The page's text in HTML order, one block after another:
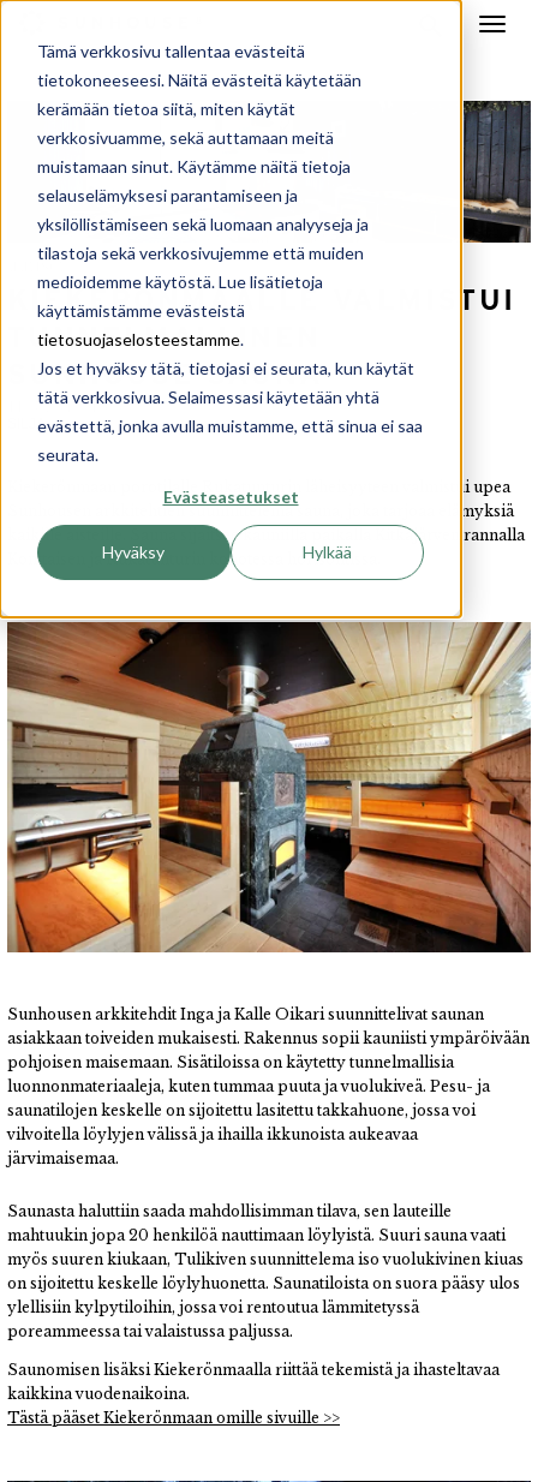
Tämä verkkosivu tallentaa evästeitä
tietokoneeseesi. Näitä evästeitä käytetään
kerämään tietoa siitä, miten käytät
verkkosivuamme, sekä auttamaan meitä
muistamaan sinut. Käytämme näitä tietoja
selauselämyksesi parantamiseen ja
yksilöllistämiseen sekä luomaan analyyseja ja
tilastoja sekä verkkosivujemme että muiden
medioidemme käytöstä. Lue lisätietoja
käyttämistämme evästeistä
tietosuojaselosteestamme.
Jos et hyväksy tätä, tietojasi ei seurata, kun käytät
tätä verkkosivua. Selaimessasi käytetään yhtä
evästettä, jonka avulla muistamme, että sinua ei saa
seurata.
Evästeasetukset
Hyväksy Hylkää
uutiset
KIEKERÖNMAALLE VALMISTUI
TUNNELMALLINEN
SUNHOUSE-SAUNA
11.4.2017 15:44
SILJA
Kiekerönmaan porotilalle Rukatunturin läheisyyteen valmistui upea
Sunhousen arkkitehtien suunnittelema sauna, joka tarjoaa elämyksiä
kaikille aisteille. Sauna sijaitsee kauniilla paikalla Kitkajärven rannalla
Konttaisen ja Rukatunturin kohotessa horisontissa.
Sunhousen arkkitehdit Inga ja Kalle Oikari suunnittelivat saunan
asiakkaan toiveiden mukaisesti. Rakennus sopii kauniisti ympäröivään
pohjoisen maisemaan. Sisätiloissa on käytetty tunnelmallisia
luonnonmateriaaleja, kuten tummaa puuta ja vuolukiveä. Pesu- ja
saunatilojen keskelle on sijoitettu lasitettu takkahuone, jossa voi
vilvoitella löylyjen välissä ja ihailla ikkunoista aukeavaa
järvimaisemaa.
Saunasta haluttiin saada mahdollisimman tilava, sen lauteille
mahtuukin jopa 20 henkilöä nauttimaan löylyistä. Suuri sauna vaati
myös suuren kiukaan, Tulikiven suunnittelema iso vuolukivinen kiuas
on sijoitettu keskelle löylyhuonetta. Saunatiloista on suora pääsy ulos
ylellisiin kylpytiloihin, jossa voi rentoutua lämmitetyssä
poreammeessa tai valaistussa paljussa.
Saunomisen lisäksi Kiekerönmaalla riittää tekemistä ja ihasteltavaa
kaikkina vuodenaikoina.
Tästä pääset Kiekerönmaan omille sivuille >>